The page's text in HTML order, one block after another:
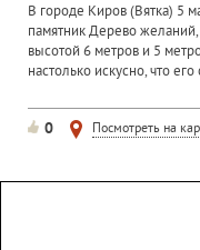
В городе Киров (Вятка) 5
памятник Дерево
высотой 6 метров и 5
настолько искусно, что
0 Посмотреть на